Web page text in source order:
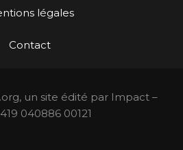
légales
Contact
un site édité par Impact –
040886 00121